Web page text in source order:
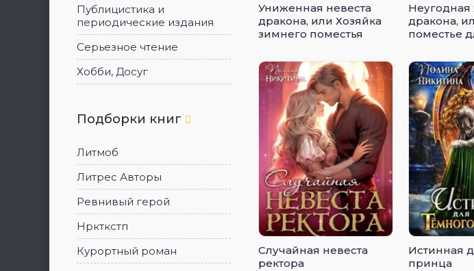
Публицистика и
периодические издания
Серьезное чтение
Хобби, Досуг
Подборки книг
Литмоб
Литрес Авторы
Ревнивый герой
Нркткстп
Курортный роман
Униженная невеста
дракона, или Хозяйка
зимнего поместья
дракона,
поместье
Случайная невеста
ректора
Истинная
принца